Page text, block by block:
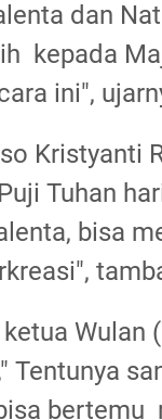
dan
kepada
ini",
Kristyanti
Tuhan
bisa
Wulan
Tentunya
bertemu